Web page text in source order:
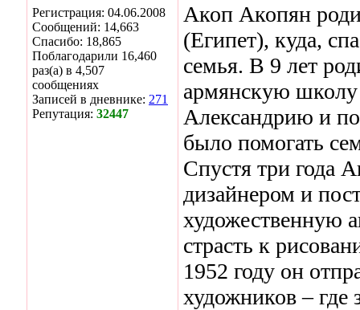
Регистрация: 04.06.2008
Сообщений: 14,663
Спасибо: 18,865
Поблагодарили 16,460
раз(а) в 4,507
сообщениях
Записей в дневнике: 271
Репутация: 32447
Акоп Акопян
(Египет), куда,
семья. В 9 лет
армянскую школу
Александрию и
было помогать
Спустя три года
дизайнером и
художественную
страсть к
1952 году он
художников –